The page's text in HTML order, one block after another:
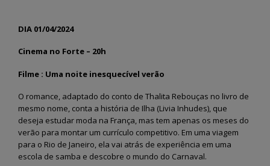
DIA 01/04/2024
Cinema no Forte – 20h
Filme : Uma noite inesquecível verão
O romance, adaptado do conto de Thalita Rebouças no livro de
mesmo nome, conta a história de Ilha (Livia Inhudes), que
deseja estudar moda na França, mas tem apenas os meses do
verão para montar um currículo competitivo. Em uma viagem
para o Rio de Janeiro, ela vai atrás de experiência em uma
escola de samba e descobre o mundo do Carnaval.